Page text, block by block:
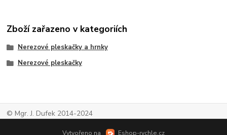
Zboží zařazeno v kategoriích
Nerezové pleskačky a hrnky
Nerezové pleskačky
© Mgr. J. Dufek 2014-2024
Vytvořeno na Eshop-rychle.cz